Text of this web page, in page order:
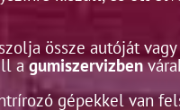
össze autóját
agumiszervizben
gépekkel van